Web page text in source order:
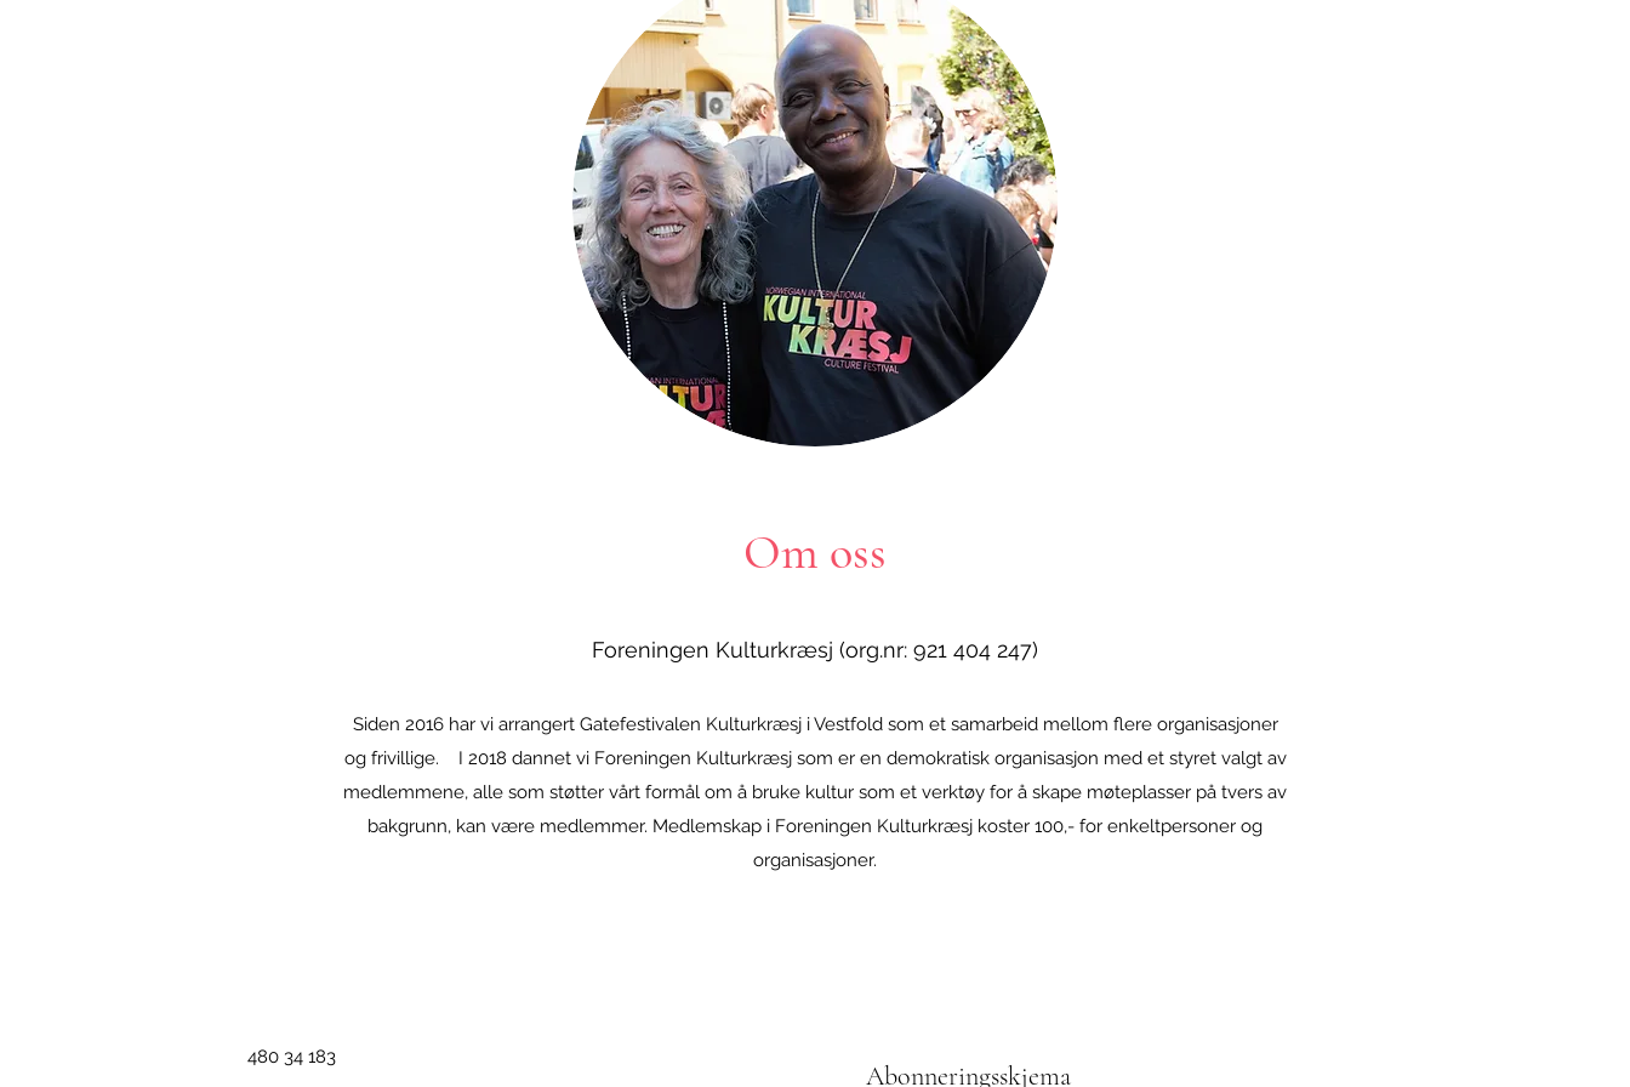
Om oss
Foreningen Kulturkræsj (org.nr: 921 404 247)
Siden 2016 har vi arrangert Gatefestivalen Kulturkræsj i Vestfold som et samarbeid mellom flere organisasjoner
og frivillige. I 2018 dannet vi Foreningen Kulturkræsj som er en demokratisk organisasjon med et styret valgt av
medlemmene, alle som støtter vårt formål om å bruke kultur som et verktøy for å skape møteplasser på tvers av
bakgrunn, kan være medlemmer. Medlemskap i Foreningen Kulturkræsj koster 100,- for enkeltpersoner og
organisasjoner.
480 34 183
Abonneringsskjema